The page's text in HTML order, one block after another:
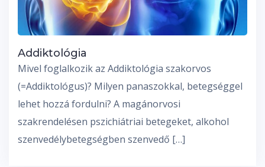
Addiktológia
Mivel foglalkozik az Addiktológia szakorvos
(=Addiktológus)? Milyen panaszokkal, betegséggel
lehet hozzá fordulni? A magánorvosi
szakrendelésen pszichiátriai betegeket, alkohol
szenvedélybetegségben szenvedő […]